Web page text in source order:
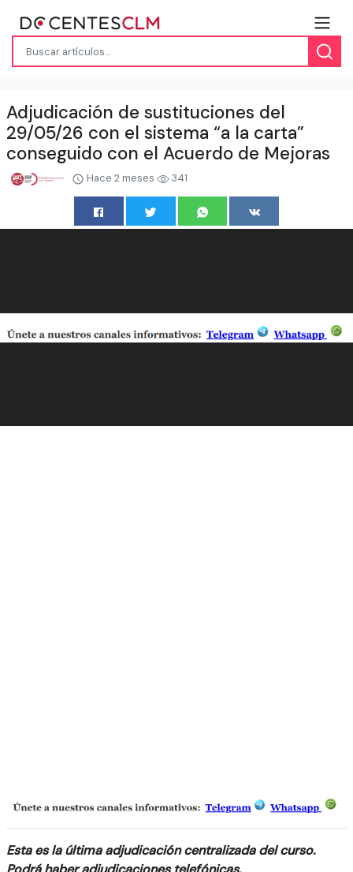
Adjudicación de sustituciones del
29/05/26 con el sistema “a la carta”
conseguido con el Acuerdo de Mejoras
Hace 2 meses 341
Esta es la última adjudicación centralizada del curso.